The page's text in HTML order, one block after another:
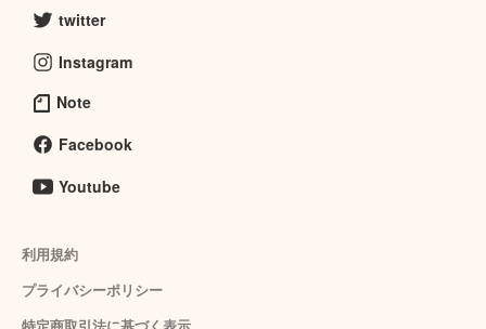
twitter
Instagram
Note
Facebook
Youtube
利用規約
プライバシーポリシー
特定商取引法に基づく表示